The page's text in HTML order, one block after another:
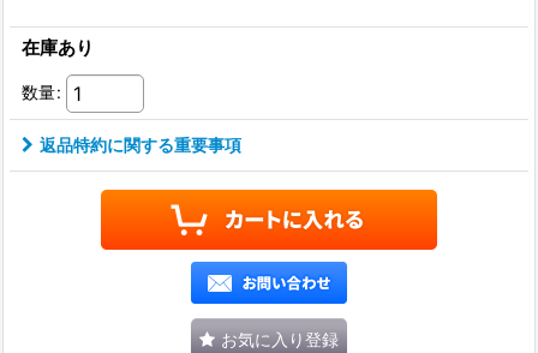
在庫あり
数量:
返品特約に関する重要事項
お気に入り登録